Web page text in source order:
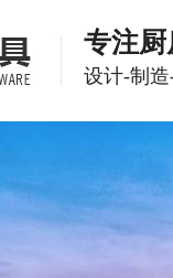
专注
设计-制